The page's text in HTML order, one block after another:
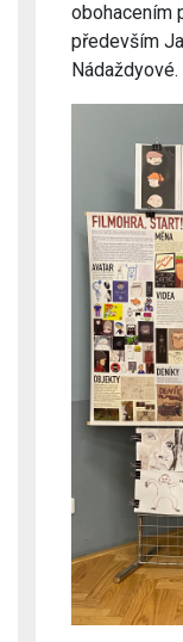
obohacením
především
Nádaždyové.